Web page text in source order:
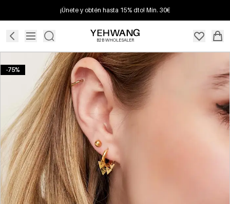
¡Únete y obtén hasta 15% dto! Mín. 30€
B2B WHOLESALER
-75%